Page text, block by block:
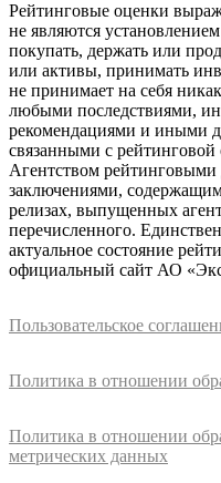
Рейтинговые оценки
не являются
покупать, держать или
или активы, принимать
не принимает на себя
любыми последствиями,
рекомендациями и иными
связанными с
Агентством
заключениями,
релизах, выпущенных
перечисленного.
актуальное состояние
официальный сайт АО
Пользовательское
Политика в отношении
Политика в отношении
метрических данных